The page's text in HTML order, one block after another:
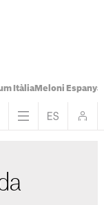
ItàliaMeloni Espanya